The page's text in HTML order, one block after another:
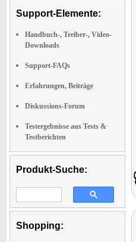
Support-Elemente:
Handbuch-, Treiber-, Video-
Downloads
Support-FAQs
Erfahrungen, Beiträge
Diskussions-Forum
Testergebnisse aus Tests &
Testberichten
Produkt-Suche:
Shopping: